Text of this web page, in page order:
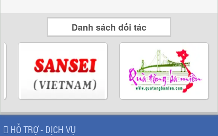
Danh sách đối tác
HỖ TRỢ - DỊCH VỤ